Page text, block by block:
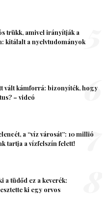
trükk, amivel irányítják a
kitálalt a nyelvtudományok
vált kámforrá: bizonyíték, hogy
– videó
6
a “víz városát”: 10 millió
tartja a vízfelszín felett!
7
a tüdőd ez a keverék:
ki egy orvos